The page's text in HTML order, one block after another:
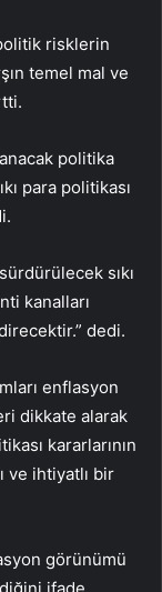
risklerin
temel mal ve
politika
para politikası
sıkı
kanalları
dedi.
enflasyon
dikkate alarak
kararlarının
ve ihtiyatlı bir
görünümü